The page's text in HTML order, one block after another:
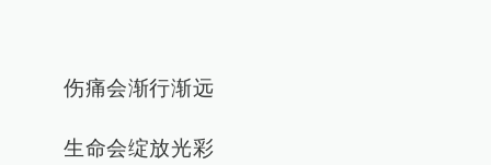
伤痛会渐行渐远
生命会绽放光彩